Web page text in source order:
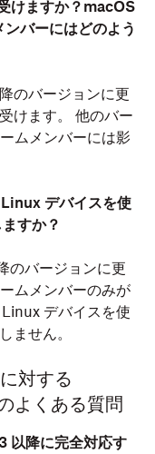
けますか？macOS
バーにはどのよう
のバージョンに更
けます。 他のバー
ムメンバーには影
デバイスを使
すか？
のバージョンに更
ムメンバーのみが
デバイスを使
ません。
対する
よくある質問
以降に完全対応す